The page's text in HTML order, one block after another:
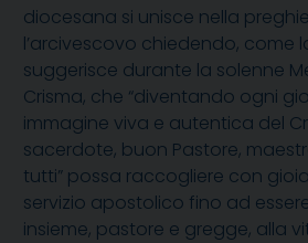
diocesana si unisce nella
l’arcivescovo chiedendo, come
suggerisce durante la solenne
Crisma, che “diventando ogni
immagine viva e autentica del
sacerdote, buon Pastore,
tutti” possa raccogliere con
servizio apostolico fino ad
insieme, pastore e gregge, alla